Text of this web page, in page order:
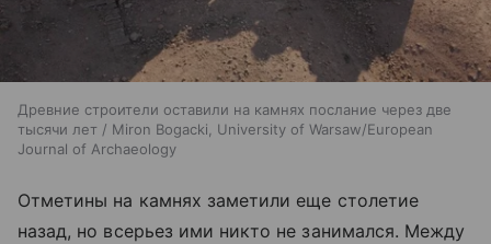
Древние строители оставили на камнях послание через две
тысячи лет / Miron Bogacki, University of Warsaw/European
Journal of Archaeology
Отметины на камнях заметили еще столетие
назад, но всерьез ими никто не занимался. Между